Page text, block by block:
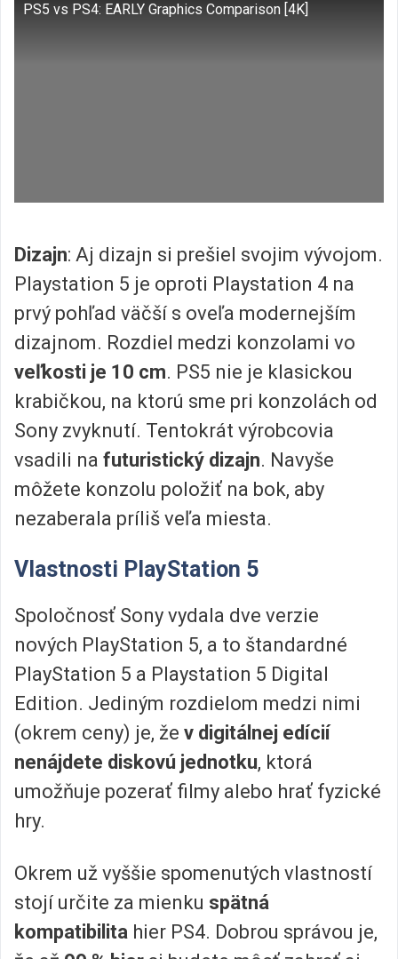
PS5 vs PS4: EARLY Graphics Comparison [4K]
Dizajn: Aj dizajn si prešiel svojim vývojom.
Playstation 5 je oproti Playstation 4 na
prvý pohľad väčší s oveľa modernejším
dizajnom. Rozdiel medzi konzolami vo
veľkosti je 10 cm. PS5 nie je klasickou
krabičkou, na ktorú sme pri konzolách od
Sony zvyknutí. Tentokrát výrobcovia
vsadili na futuristický dizajn. Navyše
môžete konzolu položiť na bok, aby
nezaberala príliš veľa miesta.
Vlastnosti PlayStation 5
Spoločnosť Sony vydala dve verzie
nových PlayStation 5, a to štandardné
PlayStation 5 a Playstation 5 Digital
Edition. Jediným rozdielom medzi nimi
(okrem ceny) je, že v digitálnej edícií
nenájdete diskovú jednotku, ktorá
umožňuje pozerať filmy alebo hrať fyzické
hry.
Okrem už vyššie spomenutých vlastností
stojí určite za mienku spätná
kompatibilita hier PS4. Dobrou správou je,